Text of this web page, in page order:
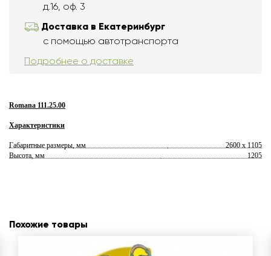
д.16, оф. 3
Доставка в Екатеринбург
с помощью автотранспорта
Подробнее о доставке
Romana 111.25.00
Характеристики
Габаритные размеры, мм
2600 х 1105
Высота, мм
1205
Похожие товары